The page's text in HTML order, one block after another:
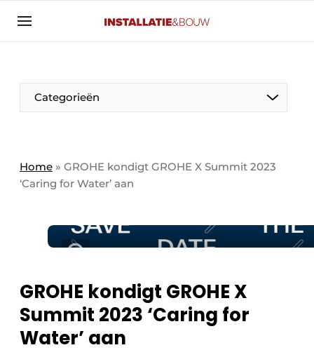
Aanmelden
Banner overzicht
BedrijvenAanmeldenBedankt voor de aanmelding
Contact
Evenement aanmelden
Meest gelezen
Podcasts
Privacy / Cookie statement
Vacature aanmelden
Categorieën
Panelgesprek
HVAC
Sanitair
Home » GROHE kondigt GROHE X Summit 2023
‘Caring for Water’ aan
GROHE kondigt GROHE X
Summit 2023 ‘Caring for
Water’ aan